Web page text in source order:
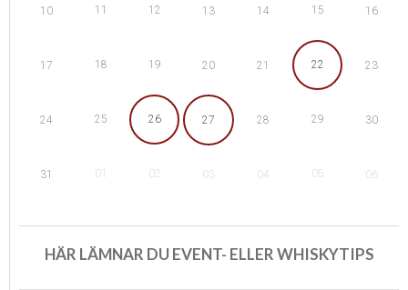
10 11 12 13 14 15 16
17 18 19 20 21 22 23
24 25 26 27 28 29 30
31 01 02 03 04 05 06
HÄR LÄMNAR DU EVENT- ELLER WHISKYTIPS